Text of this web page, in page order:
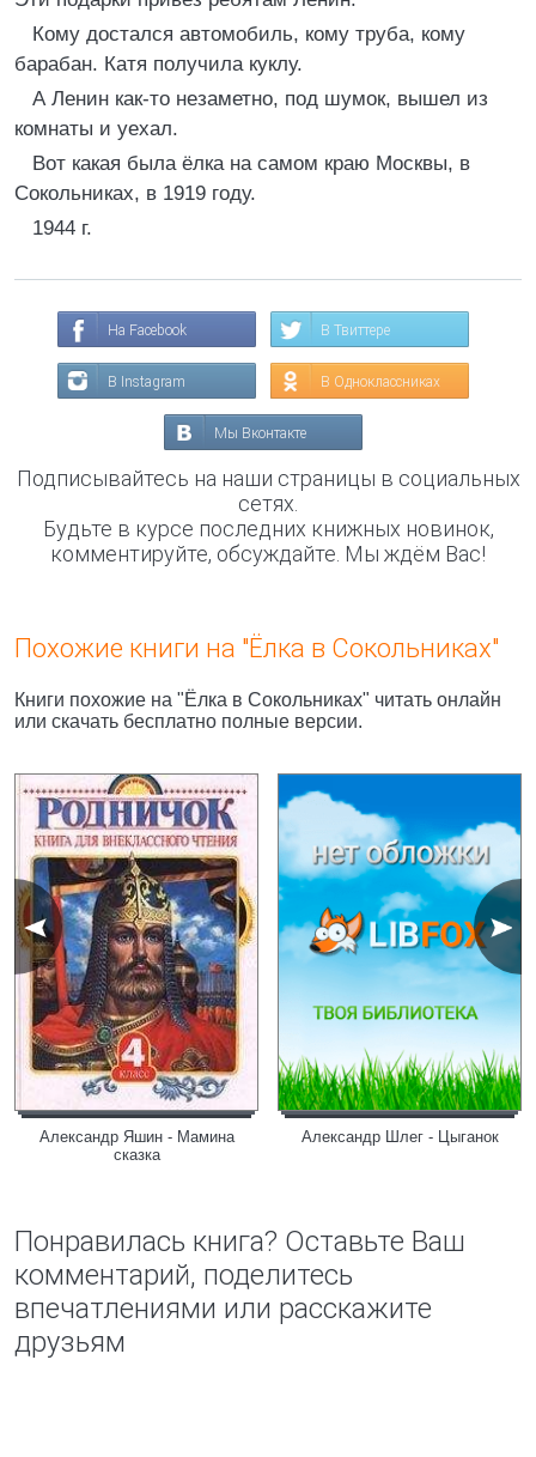
Кому достался автомобиль, кому труба, кому
барабан. Катя получила куклу.
А Ленин как-то незаметно, под шумок, вышел из
комнаты и уехал.
Вот какая была ёлка на самом краю Москвы, в
Сокольниках, в 1919 году.
1944 г.
На Facebook В Твиттере
В Instagram В Одноклассниках
Мы Вконтакте
Подписывайтесь на наши страницы в социальных
сетях.
Будьте в курсе последних книжных новинок,
комментируйте, обсуждайте. Мы ждём Вас!
Похожие книги на "Ёлка в Сокольниках"
Книги похожие на "Ёлка в Сокольниках" читать онлайн
или скачать бесплатно полные версии.
Александр Яшин - Мамина
сказка
Александр Шлег - Цыганок
Понравилась книга? Оставьте Ваш
комментарий, поделитесь
впечатлениями или расскажите
друзьям